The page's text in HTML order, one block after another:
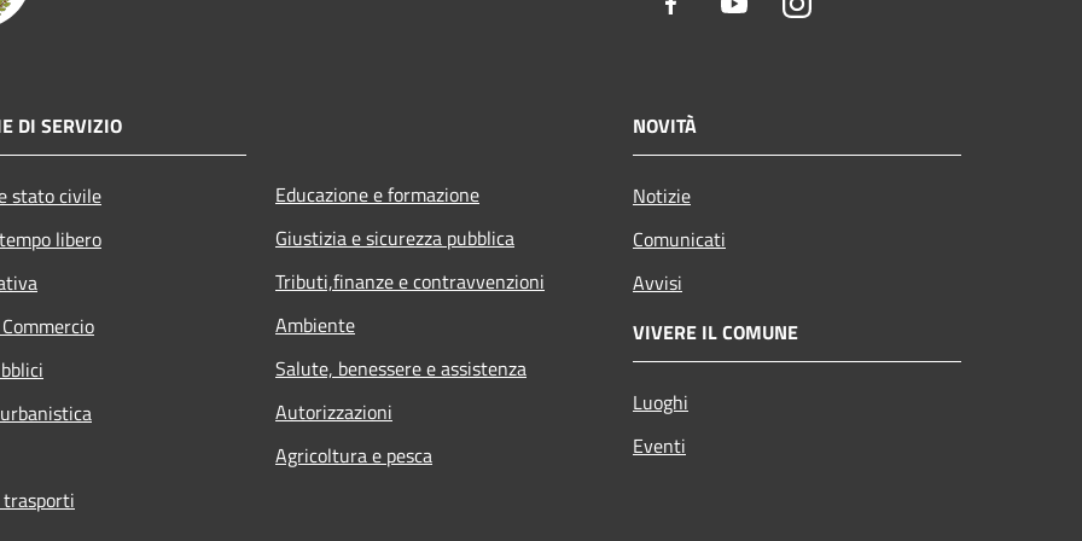
DI SERVIZIO
stato civile
libero
Educazione e formazione
Giustizia e sicurezza pubblica
Tributi,finanze e contravvenzioni
Ambiente
Salute, benessere e assistenza
Autorizzazioni
Agricoltura e pesca
NOVITÀ
Notizie
Comunicati
Avvisi
VIVERE IL COMUNE
Luoghi
Eventi